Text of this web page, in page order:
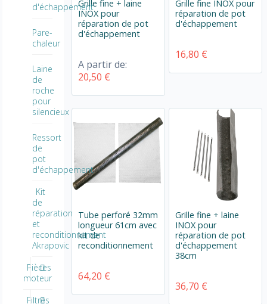
Grille fine + laine
INOX pour
réparation de pot
d'échappement
A partir de:
20,50 €
Grille fine INOX pour
réparation de pot
d'échappement
16,80 €
Tube perforé 32mm
longueur 61cm avec
kit de
reconditionnement
64,20 €
Grille fine + laine
INOX pour
réparation de pot
d'échappement
38cm
36,70 €
d'échappement
Pare-
chaleur
Laine
de
roche
pour
silencieux
Ressort
de
pot
d'échappement
Kit
de
réparation
et
reconditionnement
Akrapovic
Pièces
moteur
Filtres